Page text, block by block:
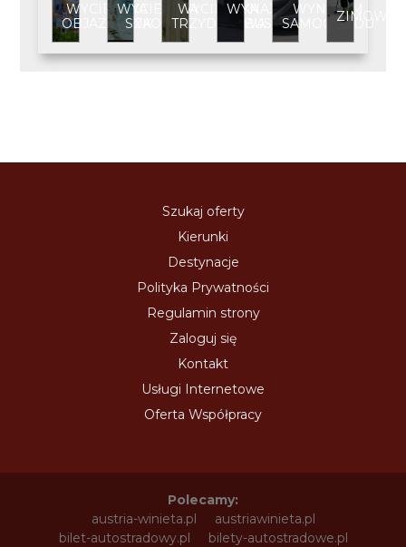
WYCIECZKA
OBJAZDOWA
WYCIECZKA
SZKOLNA
WYCIECZKA
TRZYDNIOWA
WYNAJEM
BUSA
WYNAJEM
SAMOCHODU
Szukaj oferty
Kierunki
Destynacje
Polityka Prywatności
Regulamin strony
Zaloguj się
Kontakt
Usługi Internetowe
Oferta Współpracy
Polecamy:
austria-winieta.pl
austriawinieta.pl
bilet-autostradowy.pl
bilety-autostradowe.pl